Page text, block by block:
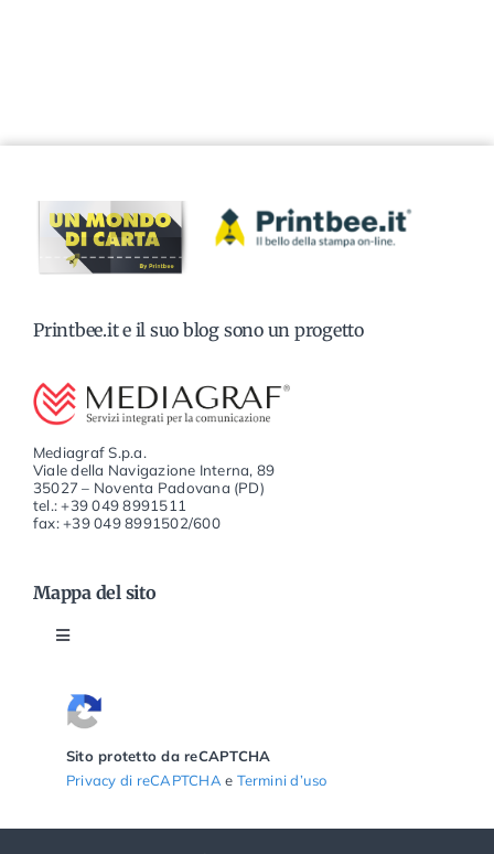
Printbee.it e il suo blog sono un progetto
Mediagraf S.p.a.
Viale della Navigazione Interna, 89
35027 – Noventa Padovana (PD)
tel.: +39 049 8991511
fax: +39 049 8991502/600
Mappa del sito
Attiva
Home
Sito protetto da reCAPTCHA
Privacy di reCAPTCHA e Termini d’uso